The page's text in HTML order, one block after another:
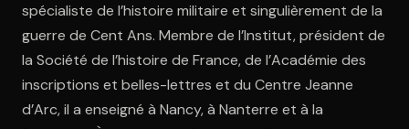
spécialiste de l’histoire militaire et singulièrement de la
guerre de Cent Ans. Membre de l’Institut, président de
la Société de l’histoire de France, de l’Académie des
inscriptions et belles-lettres et du Centre Jeanne
d’Arc, il a enseigné à Nancy, à Nanterre et à la